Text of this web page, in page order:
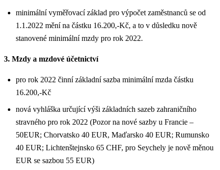
minimální vyměřovací základ pro výpočet zaměstnanců se od
1.1.2022 mění na částku 16.200,-Kč, a to v důsledku nově
stanovené minimální mzdy pro rok 2022.
3. Mzdy a mzdové účetnictví
pro rok 2022 činní základní sazba minimální mzda částku
16.200,-Kč
nová vyhláška určující výši základních sazeb zahraničního
stravného pro rok 2022 (Pozor na nové sazby u Francie –
50EUR; Chorvatsko 40 EUR, Maďarsko 40 EUR; Rumunsko
40 EUR; Lichtenštejnsko 65 CHF, pro Seychely je nově měnou
EUR se sazbou 55 EUR)